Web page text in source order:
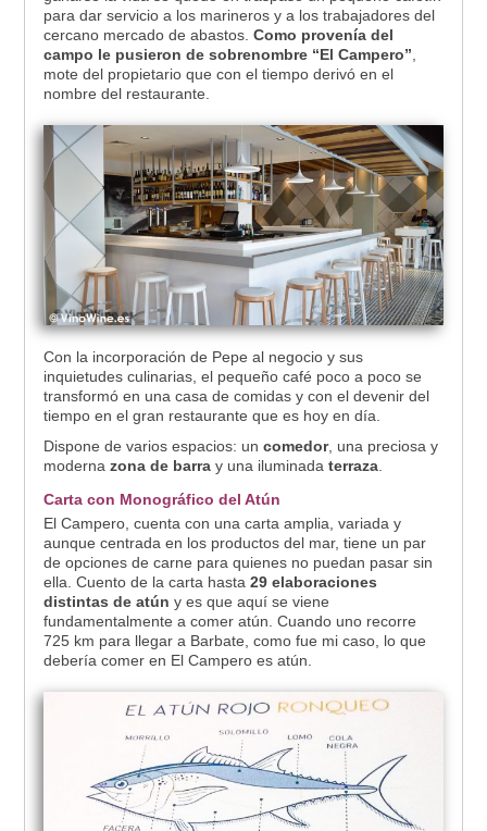
para dar servicio a los marineros y a los trabajadores del
cercano mercado de abastos. Como provenía del
campo le pusieron de sobrenombre “El Campero”
mote del propietario que con el tiempo derivó en el
nombre del restaurante.
Con la incorporación de Pepe al negocio y sus
inquietudes culinarias, el pequeño café poco a poco se
transformó en una casa de comidas y con el devenir del
tiempo en el gran restaurante que es hoy en día.
Dispone de varios espacios: un comedor, una preciosa y
moderna zona de barray una iluminada terraza.
Carta con Monográfico del Atún
El Campero, cuenta con una carta amplia, variada y
aunque centrada en los productos del mar, tiene un par
de opciones de carne para quienes no puedan pasar sin
ella. Cuento de la carta hasta 29 elaboraciones
distintas de atún y es que aquí se viene
fundamentalmente a comer atún. Cuando uno recorre
725 km para llegar a Barbate, como fue mi caso, lo que
debería comer en El Campero es atún.